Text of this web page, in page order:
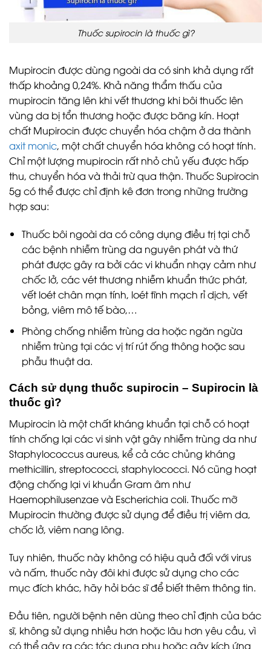
Thuốc supirocin là thuốc gì?
Mupirocin được dùng ngoài da có sinh khả dụng rất
thấp khoảng 0,24%. Khả năng thẩm thấu của
mupirocin tăng lên khi vết thương khi bôi thuốc lên
vùng da bị tổn thương hoặc được băng kín. Hoạt
chất Mupirocin được chuyển hóa chậm ở da thành
axit monic, một chất chuyển hóa không có hoạt tính.
Chỉ một lượng mupirocin rất nhỏ chủ yếu được hấp
thu, chuyển hóa và thải trừ qua thận. Thuốc Supirocin
5g có thể được chỉ định kê đơn trong những trường
hợp sau:
Thuốc bôi ngoài da có công dụng điều trị tại chỗ
các bệnh nhiễm trùng da nguyên phát và thứ
phát được gây ra bởi các vi khuẩn nhạy cảm như
chốc lở, các vét thương nhiễm khuẩn thức phát,
vết loét chân mạn tính, loét tĩnh mạch rỉ dịch, vết
bỏng, viêm mô tế bào,…
Phòng chống nhiễm trùng da hoặc ngăn ngừa
nhiễm trùng tại các vị trí rút ống thông hoặc sau
phẫu thuật da.
Cách sử dụng thuốc supirocin – Supirocin là
thuốc gì?
Mupirocin là một chất kháng khuẩn tại chỗ có hoạt
tính chống lại các vi sinh vật gây nhiễm trùng da như
Staphylococcus aureus, kể cả các chủng kháng
methicillin, streptococci, staphylococci. Nó cũng hoạt
động chống lại vi khuẩn Gram âm như
Haemophilusenzae và Escherichia coli. Thuốc mỡ
Mupirocin thường được sử dụng để điều trị viêm da,
chốc lở, viêm nang lông.
Tuy nhiên, thuốc này không có hiệu quả đối với virus
và nấm, thuốc này đôi khi được sử dụng cho các
mục đích khác, hãy hỏi bác sĩ để biết thêm thông tin.
Đầu tiên, người bệnh nên dùng theo chỉ định của bác
sĩ, không sử dụng nhiều hơn hoặc lâu hơn yêu cầu, vì
có thể gây ra các tác dụng phụ hoặc gây kích ứng